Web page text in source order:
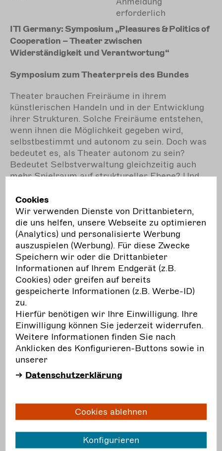
erforderlich
ITI Germany: Symposium „Pleasures & Politics of
Cooperation – Theater zwischen
Widerständigkeit und Verantwortung“
Symposium zum Theaterpreis des Bundes
Theater brauchen Freiräume in ihrem
künstlerischen Handeln und in der Entwicklung
ihrer Strukturen. Solche Freiräume entstehen,
wenn ihnen die Möglichkeit gegeben wird,
selbstbestimmt und autonom zu sein. Doch was
bedeutet es, als Theater autonom zu sein?
Bedeutet Selbstverwaltung gleichzeitig auch
mehr Spielraum auf struktureller Ebene? Und
Programm zu planen, ohne dass
gesellschaftliche Erwartungen gestellt werden,
die über ein reines „Kunsterlebnis“ hinausgehen?
mehrerfahren
02.10.
Mi.
Haus der Berliner
Festspiele, Berlin
Theaterpreis des Bundes 2024: Preisverleihung
Mit dem Theaterpreis des Bundes würdigt die
des Kulturlebens in Deutschland, insbesondere
als Orte der gesellschaftlichen Reflexion, der
sozialen Begegnung und der künstlerischen
Innovation. Für den seit dem Vorjahr neu
Cookies
Wir verwenden Dienste von Drittanbietern,
die uns helfen, unsere Webseite zu optimieren
(Analytics) und personalisierte Werbung
auszuspielen (Werbung). Für diese Zwecke
Speichern wir oder die Drittanbieter
Informationen auf Ihrem Endgerät (z.B.
Cookies) oder greifen auf bereits
gespeicherte Informationen (z.B. Werbe-ID)
zu.
Hierfür benötigen wir Ihre Einwilligung. Ihre
Einwilligung können Sie jederzeit widerrufen.
Weitere Informationen finden Sie nach
Anklicken des Konfigurieren-Buttons sowie in
unserer
Datenschutzerklärung
Cookies ablehnen
Konfigurieren